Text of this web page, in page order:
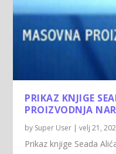
PRIKAZ KNJIGE
PROIZVODNJA
by Super User |velj 21,
Prikaz knjige Seada